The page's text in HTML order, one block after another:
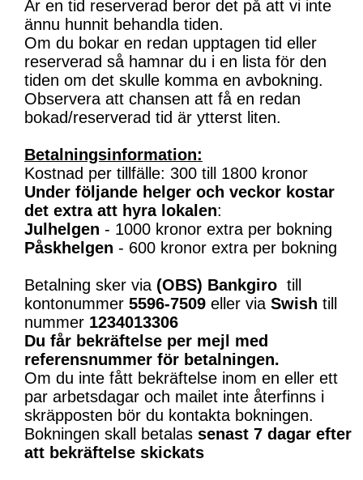
Är en tid reserverad beror det på att vi inte
ännu hunnit behandla tiden.
Om du bokar en redan upptagen tid eller
reserverad så hamnar du i en lista för den
tiden om det skulle komma en avbokning.
Observera att chansen att få en redan
bokad/reserverad tid är ytterst liten.
Betalningsinformation:
Kostnad per tillfälle: 300 till 1800 kronor
Under följande helger och veckor kostar
det extra att hyra lokalen:
Julhelgen - 1000 kronor extra per bokning
Påskhelgen - 600 kronor extra per bokning
Betalning sker via (OBS) Bankgiro till
kontonummer 5596-7509 eller via Swish till
nummer 1234013306
Du får bekräftelse per mejl med
referensnummer för betalningen.
Om du inte fått bekräftelse inom en eller ett
par arbetsdagar och mailet inte återfinns i
skräpposten bör du kontakta bokningen.
Bokningen skall betalas senast 7 dagar efter
att bekräftelse skickats